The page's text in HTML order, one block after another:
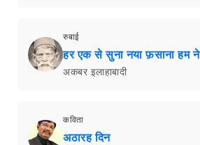
रुबाई
हर एक से सुना नया फ़साना हम ने
अकबर इलाहाबादी
कविता
अठारह दिन